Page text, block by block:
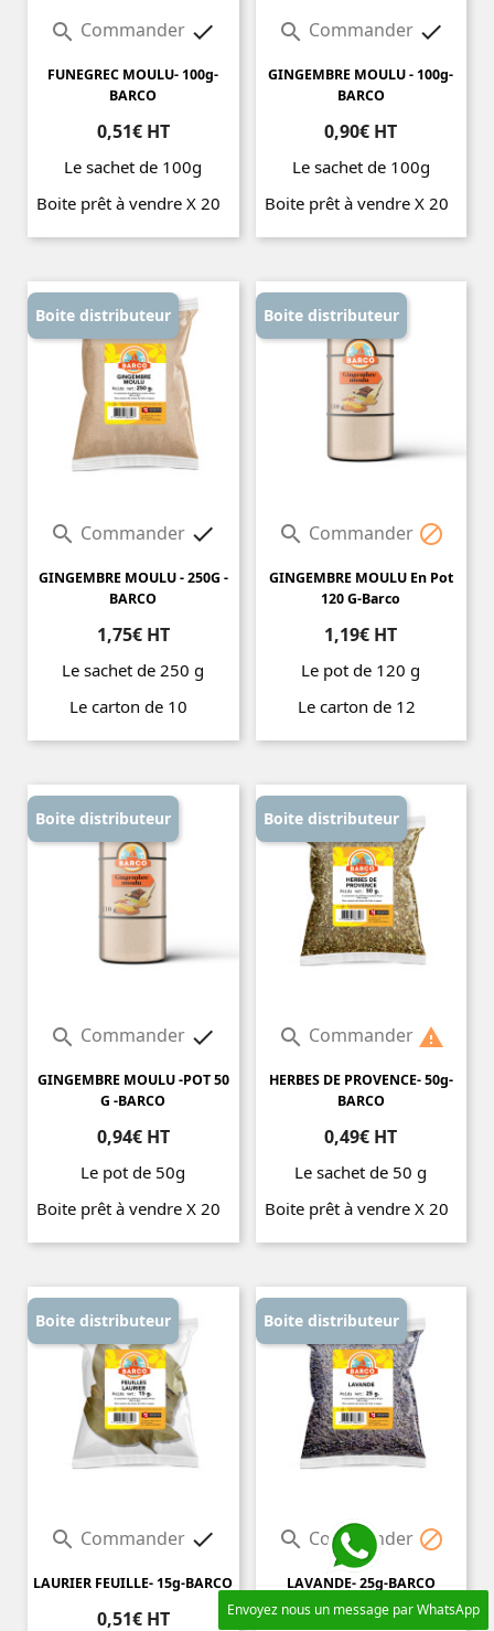
 Commander 
FUNEGREC MOULU- 100g-
BARCO
0,51€ HT
Le sachet de 100g
Boite prêt à vendre X 20
Prix
 Commander 
GINGEMBRE MOULU - 100g-
BARCO
0,90€ HT
Le sachet de 100g
Boite prêt à vendre X 20
Prix
 Commander 
GINGEMBRE MOULU - 250G -
BARCO
1,75€ HT
Le sachet de 250 g
Le carton de 10
Prix
Boite distributeur
 Commander 
GINGEMBRE MOULU En Pot
120 G-Barco
1,19€ HT
Le pot de 120 g
Le carton de 12
Prix
Boite distributeur
 Commander 
GINGEMBRE MOULU -POT 50
G -BARCO
0,94€ HT
Le pot de 50g
Boite prêt à vendre X 20
Prix
Boite distributeur
 Commander 
HERBES DE PROVENCE- 50g-
BARCO
0,49€ HT
Le sachet de 50 g
Boite prêt à vendre X 20
Prix
Boite distributeur
 Commander 
LAURIER FEUILLE- 15g-BARCO
0,51€ HT
Boite distributeur
 Commander 
LAVANDE- 25g-BARCO
0,45€ HT
Boite distributeur
Envoyez nous un message par WhatsApp